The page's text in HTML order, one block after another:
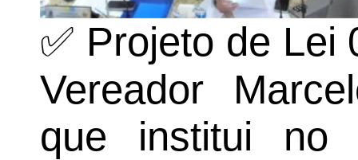
✅ Projeto de Lei
Vereador
que institui no